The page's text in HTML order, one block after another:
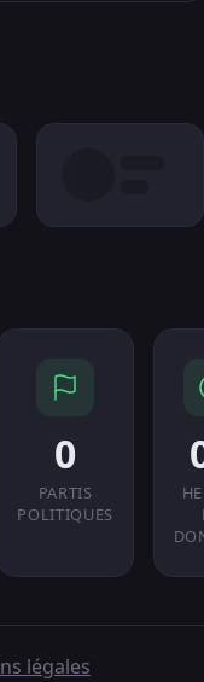
0
PARTIS
POLITIQUES
légales